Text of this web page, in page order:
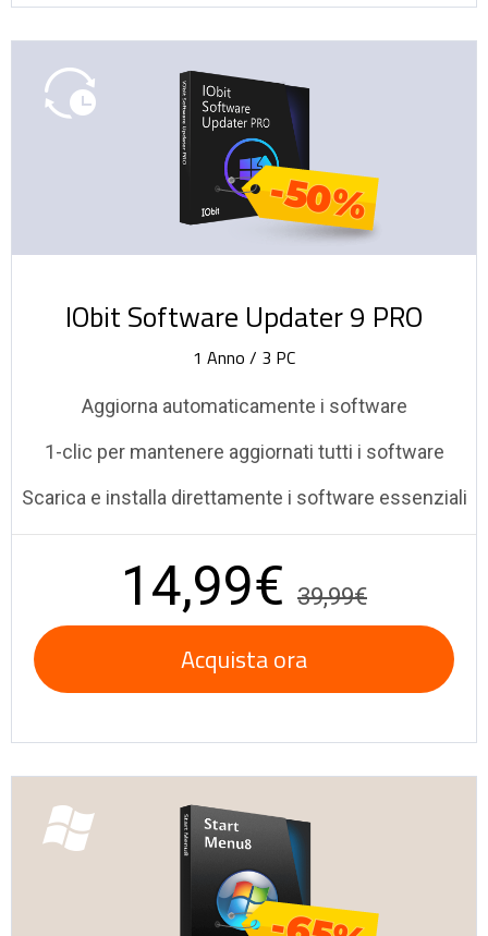
-50%
IObit Software Updater 9 PRO
1 Anno / 3 PC
Aggiorna automaticamente i software
1-clic per mantenere aggiornati tutti i software
Scarica e installa direttamente i software essenziali
14,99€ 39,99€
Acquista ora